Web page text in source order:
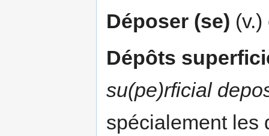
Déposer (se)
Dépôts
su(pe)rficial
spécialement les